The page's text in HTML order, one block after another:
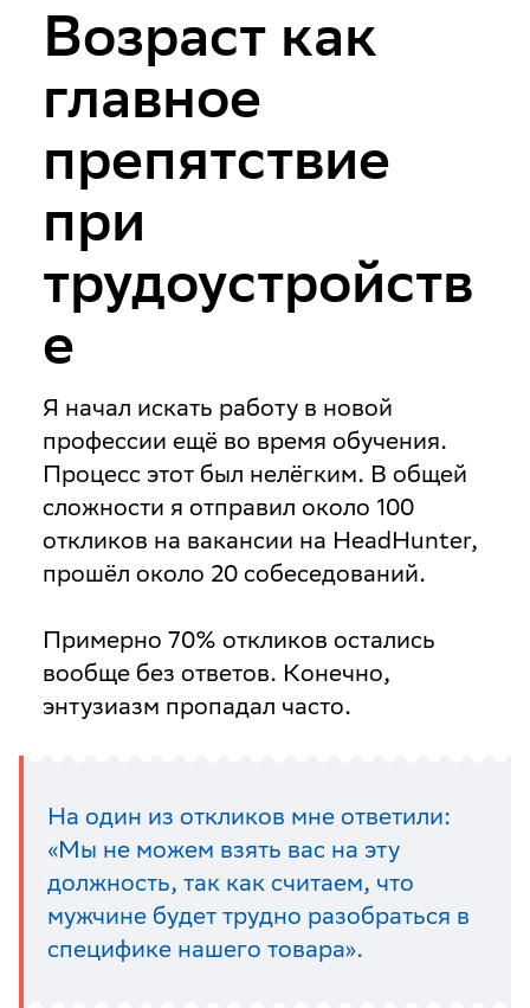
Возраст как
главное
препятствие
при
трудоустройств
е
Я начал искать работу в новой
профессии ещё во время обучения.
Процесс этот был нелёгким. В общей
сложности я отправил около 100
откликов на вакансии на HeadHunter,
прошёл около 20 собеседований.
Примерно 70% откликов остались
вообще без ответов. Конечно,
энтузиазм пропадал часто.
На один из откликов мне ответили:
«Мы не можем взять вас на эту
должность, так как считаем, что
мужчине будет трудно разобраться в
специфике нашего товара».